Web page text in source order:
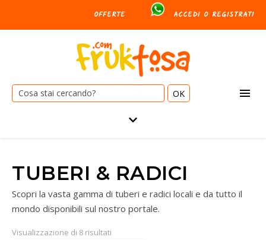
OFFERTE ACCEDI O REGISTRATI
Cerca:
TUBERI & RADICI
Scopri la vasta gamma di tuberi e radici locali e da tutto il
mondo disponibili sul nostro portale.
Visualizzazione di 8 risultati